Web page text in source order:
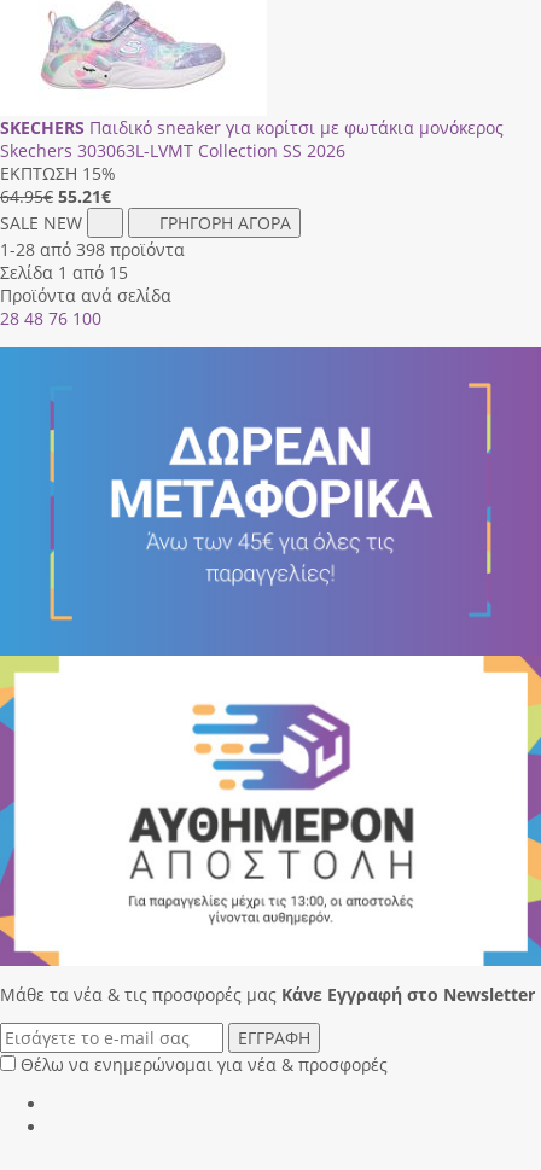
SKECHERS Παιδικό sneaker για κορίτσι με φωτάκια μονόκερος
Skechers 303063L-LVΜΤ Collection SS 2026
ΕΚΠΤΩΣΗ 15%
64.95€ 55.21€
SALE NEW
ΓΡΗΓΟΡΗ ΑΓΟΡΑ
1-28 από 398 προϊόντα
Σελίδα 1 από 15
Προϊόντα ανά σελίδα
28 48 76 100
Μάθε τα νέα & τις προσφορές μας Κάνε Eγγραφή στο Newsletter
ΕΓΓΡΑΦΗ
Θέλω να ενημερώνομαι για νέα & προσφορές